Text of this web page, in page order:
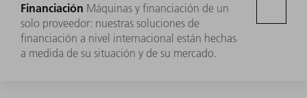
Financiación Máquinas y financiación de un
solo proveedor: nuestras soluciones de
financiación a nivel internacional están hechas
a medida de su situación y de su mercado.